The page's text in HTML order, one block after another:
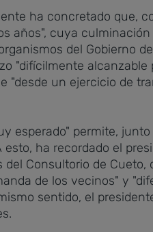
ha concretado que,
años", cuya
del Gobierno
"difícilmente
"desde un ejercicio de
esperado" permite,
esto, ha recordado el
del Consultorio de
de los vecinos" y
sentido, el